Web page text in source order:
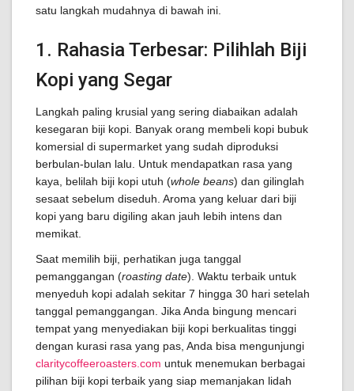
satu langkah mudahnya di bawah ini.
1. Rahasia Terbesar: Pilihlah Biji
Kopi yang Segar
Langkah paling krusial yang sering diabaikan adalah
kesegaran biji kopi. Banyak orang membeli kopi bubuk
komersial di supermarket yang sudah diproduksi
berbulan-bulan lalu. Untuk mendapatkan rasa yang
kaya, belilah biji kopi utuh (whole beans) dan gilinglah
sesaat sebelum diseduh. Aroma yang keluar dari biji
kopi yang baru digiling akan jauh lebih intens dan
memikat.
Saat memilih biji, perhatikan juga tanggal
pemanggangan (roasting date). Waktu terbaik untuk
menyeduh kopi adalah sekitar 7 hingga 30 hari setelah
tanggal pemanggangan. Jika Anda bingung mencari
tempat yang menyediakan biji kopi berkualitas tinggi
dengan kurasi rasa yang pas, Anda bisa mengunjungi
claritycoffeeroasters.com untuk menemukan berbagai
pilihan biji kopi terbaik yang siap memanjakan lidah